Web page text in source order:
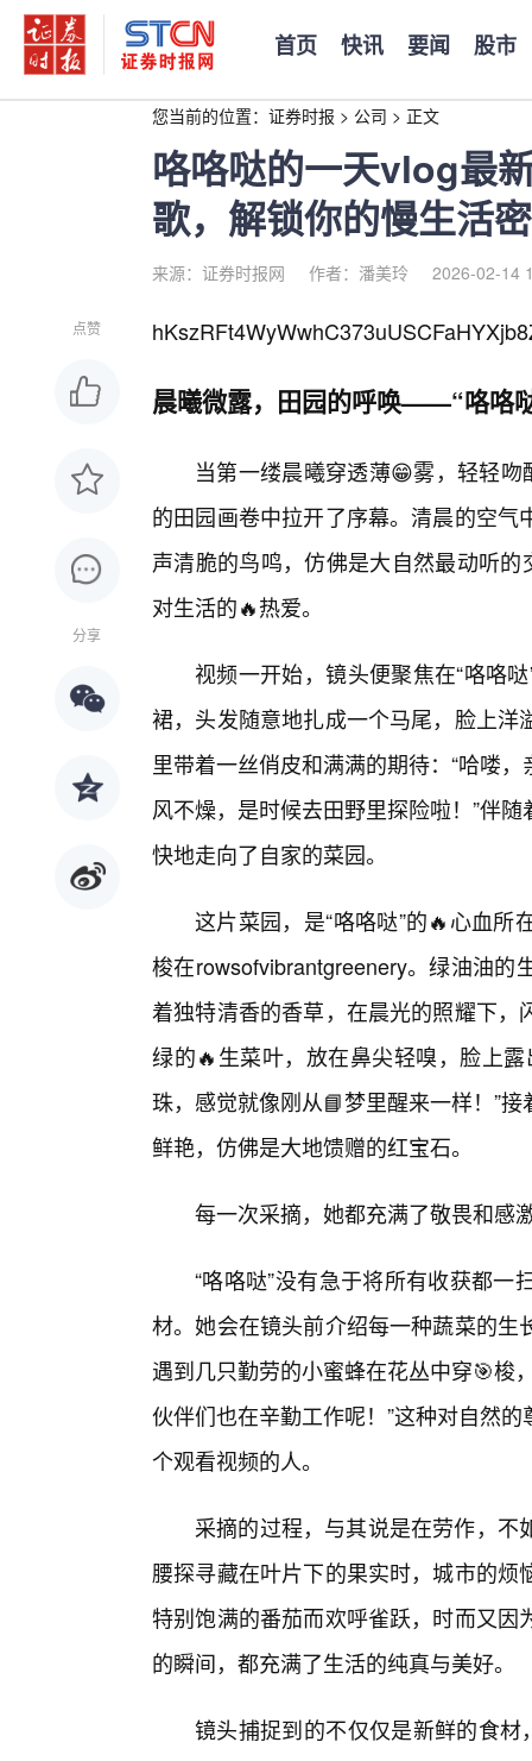
首页 快讯 要闻 股市
您当前的位置： 证券时报 > 公司 > 正文
咯咯哒的一天vlog最
歌，解锁你的慢生活
来源：证券时报网 作者：潘美玲 2026-02-14
点赞
分享
晨曦微露，田园的呼唤——“咯咯
当第一缕晨曦穿透薄😁雾，轻轻
的田园画卷中拉开了序幕。清晨的空
声清脆的鸟鸣，仿佛是大自然最动听
对生活的🔥热爱。
视频一开始，镜头便聚焦在“咯咯
裙，头发随意地扎成一个马尾，脸上
里带着一丝俏皮和满满的期待：“哈喽
风不燥，是时候去田野里探险啦！”伴
快地走向了自家的菜园。
这片菜园，是“咯咯哒”的🔥心血
梭在rowsofvibrantgreenery。绿油油的
着独特清香的香草，在晨光的照耀下
绿的🔥生菜叶，放在鼻尖轻嗅，脸上
珠，感觉就像刚从📘梦里醒来一样！”
鲜艳，仿佛是大地馈赠的红宝石。
每一次采摘，她都充满了敬畏和感
“咯咯哒”没有急于将所有收获都
材。她会在镜头前介绍每一种蔬菜的
遇到几只勤劳的小蜜蜂在花丛中穿🎯梭
伙伴们也在辛勤工作呢！”这种对自然
个观看视频的人。
采摘的过程，与其说是在劳作，
腰探寻藏在叶片下的果实时，城市的
特别饱满的番茄而欢呼雀跃，时而又
的瞬间，都充满了生活的纯真与美好。
镜头捕捉到的不仅仅是新鲜的食材